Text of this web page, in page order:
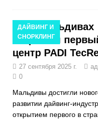
ДАЙВИНГ И
СНОРКЛИНГ
На Мальдивах
открылся
центр PADI
27 сентября 2025 г.
0
Мальдивы достигли
развитии дайвинг-
открытием первого в